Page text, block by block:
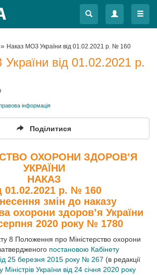
Меню
Меню
» Наказ МОЗ України від 01.02.2021 р. № 160
від 01.02.2021 р.
інформація
Поділитися
ОХОРОНИ ЗДОРОВ’Я
УКРАЇНИ
НАКАЗ
01.02.2021 р. № 160
змін до наказу
охорони здоров’я України
2020 року № 1780
8 Положення про Міністерство охорони
постановою Кабінету
25 березня 2015 року № 267 (в редакції
Міністрів України від 24 січня 2020 року